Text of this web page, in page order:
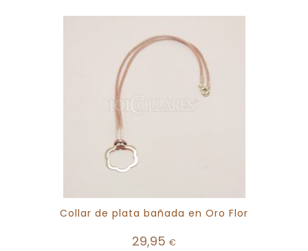
Collar de plata bañada en Oro Flor
29,95 €